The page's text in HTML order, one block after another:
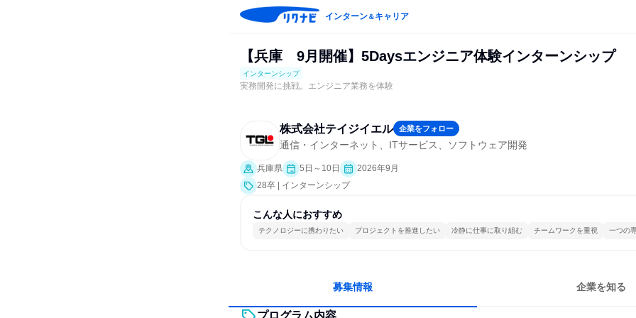
インターン＆キャリア
【兵庫 9月開催】5Daysエンジニア体験インターンシップ
インターンシップ
実務開発に挑戦。エンジニア業務を体験
株式会社テイジイエル 企業をフォロー
通信・インターネット、ITサービス、ソフトウェア開発
兵庫県 5日～10日
2026年9月
28卒 | インターンシップ
こんな人におすすめ
テクノロジーに携わりたい プロジェクトを推進したい 冷静に仕事に取り組む チームワークを重視 一つの
募集情報 企業を知る
プログラム内容